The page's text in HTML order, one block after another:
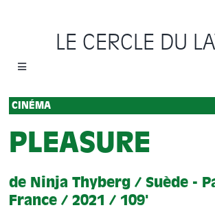
LE CERCLE DU
Toggle
Accueil
Cycles
Programme
CINÉMA
PLEASURE
de Ninja Thyberg / Suède -
France / 2021 / 109'